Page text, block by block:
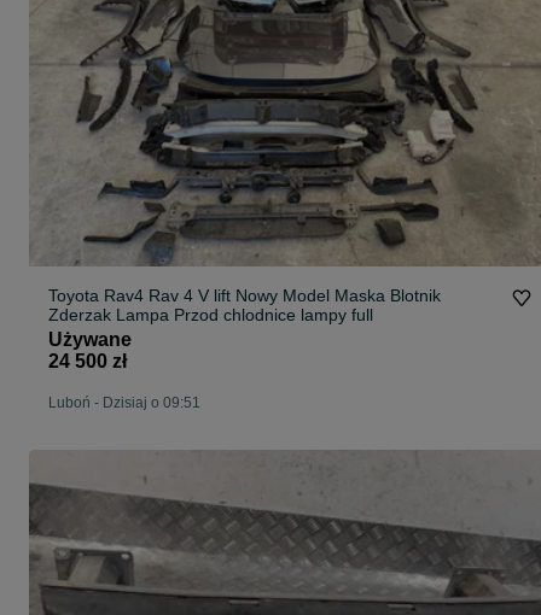
Toyota Rav4 Rav 4 V lift Nowy Model Maska Blotnik
Zderzak Lampa Przod chlodnice lampy full
Używane
24 500 zł
Luboń - Dzisiaj o 09:51